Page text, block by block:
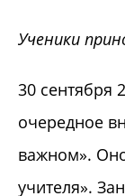
Ученики
30 сентября
очередное
важном».
учителя».